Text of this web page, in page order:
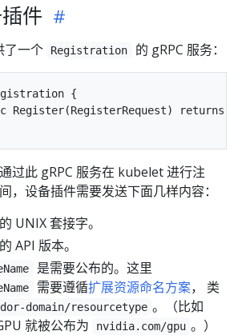
件
了一个 Registration 的 gRPC 服务：
{
过此 gRPC 服务在 kubelet 进行注
，设备插件需要发送下面几样内容：
UNIX 套接字。
API 版本。
是需要公布的。这里
需要遵循扩展资源命名方案， 类
domain/resourcetype 。（比如
就被公布为
nvidia.com/gpu 。）